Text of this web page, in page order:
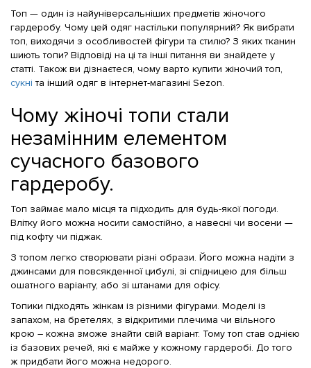
Топ — один із найуніверсальніших предметів жіночого
гардеробу. Чому цей одяг настільки популярний? Як вибрати
топ, виходячи з особливостей фігури та стилю? З яких тканин
шиють топи? Відповіді на ці та інші питання ви знайдете у
статті. Також ви дізнаєтеся, чому варто купити жіночий топ,
сукні та інший одяг в інтернет-магазині Sezon.
Чому жіночі топи стали
незамінним елементом
сучасного базового
гардеробу.
Топ займає мало місця та підходить для будь-якої погоди.
Влітку його можна носити самостійно, а навесні чи восени —
під кофту чи піджак.
З топом легко створювати різні образи. Його можна надіти з
джинсами для повсякденної цибулі, зі спідницею для більш
ошатного варіанту, або зі штанами для офісу.
Топики підходять жінкам із різними фігурами. Моделі із
запахом, на бретелях, з відкритими плечима чи вільного
крою – кожна зможе знайти свій варіант. Тому топ став однією
із базових речей, які є майже у кожному гардеробі. До того
ж придбати його можна недорого.